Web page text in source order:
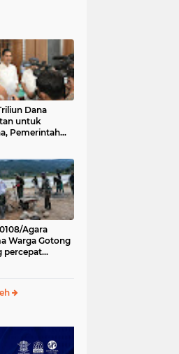
Dana
untuk
Pemerintah
Agara
Warga Gotong
percepat